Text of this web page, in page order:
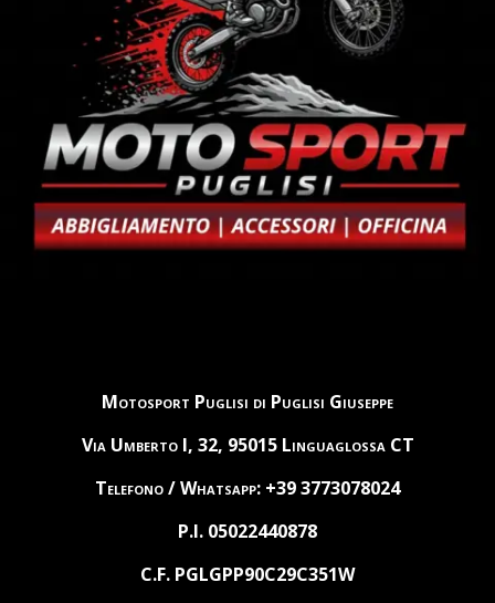
Motosport Puglisi di Puglisi Giuseppe
Via Umberto I, 32, 95015 Linguaglossa CT
Telefono / Whatsapp: +39 3773078024
P.I. 05022440878
C.F. PGLGPP90C29C351W